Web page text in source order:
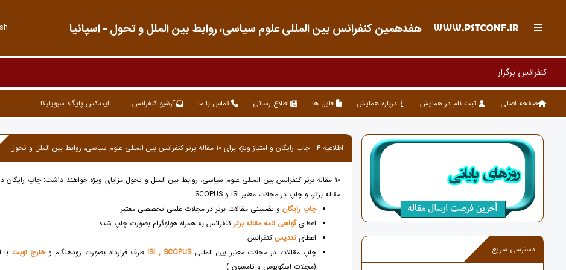
هفدهمین کنفرانس بین المللی علوم سیاسی، روابط بین الملل و تحول - اسپانیا
کنفرانس برگزار شده و سایت آرشی
صفحه اصلی ثبت نام در همایش درباره همایش فایل ها اطلاع رسانی تماس با ما آرشیو کنفرانس ایندکس پایگاه سیویلیکا
دسترسی سریع
اطلاعیه 4 - چاپ رایگان و امتیاز ویژه برای 10 مقاله برتر کنفرانس بین المللی علوم سیاسی، روابط بین الملل و تحول
۱۰ مقاله برتر کنفرانس بین المللی علوم سیاسی، روابط بین الملل و تحول مزایای ویژه خواهند داشت: چاپ رایگان
مقاله برتر، و چاپ در مجلات معتبر ISI و SCOPUS.
چاپ رایگان و تضمینی مقالات برتر در مجلات علمی تخصصی معتبر
اعطایگواهی نامه مقاله برترکنفرانس به همراه هولوگرام بصورت چاپ شده
اعطایتندیسکنفرانس
چاپ مقالات در مجلات معتبر بین المللیISI , SCOPUSطرف قرارداد بصورت زودهنگام وخارج نوبت
(مجلات اسکوپوس و تامسون )